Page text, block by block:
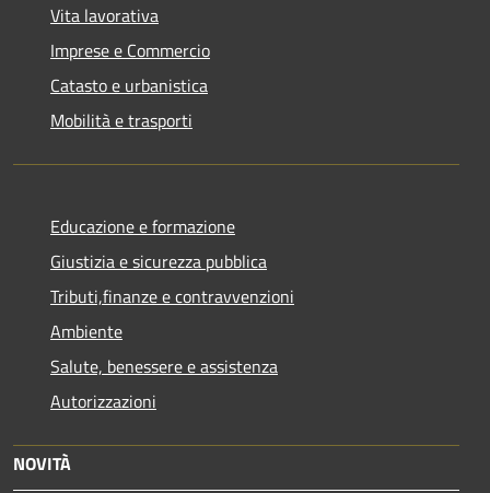
Vita lavorativa
Imprese e Commercio
Catasto e urbanistica
Mobilità e trasporti
Educazione e formazione
Giustizia e sicurezza pubblica
Tributi,finanze e contravvenzioni
Ambiente
Salute, benessere e assistenza
Autorizzazioni
NOVITÀ